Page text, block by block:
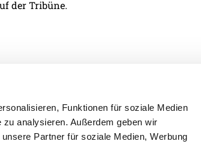
Funktionen für soziale Medien
analysieren. Außerdem geben wir
Partner für soziale Medien, Werbung
der Tribüne.
DATENSCHUTZ